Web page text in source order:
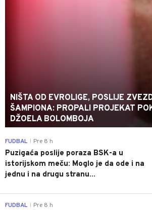
NIŠTA OD EVROLIGE, POSLIJE
ŠAMPIONA: PROPALI PROJEKAT
DŽOELA BOLOMBOJA
FUDBAL Pre 8 h
Puzigaća poslije poraza BSK-a u
istorijskom meču: Moglo je da ode i na
jednu i na drugu stranu...
FUDBAL Pre 8 h